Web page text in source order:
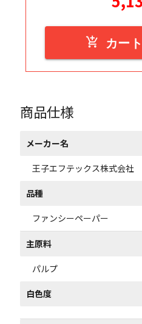
add_shopping_cart カー
商品仕様
メーカー名
王子エフテックス株式会社
品種
ファンシーペーパー
主原料
パルプ
白色度